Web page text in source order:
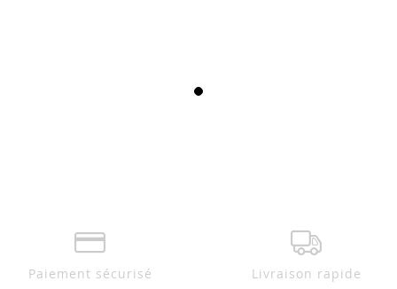
Paiement sécurisé Livraison rapide